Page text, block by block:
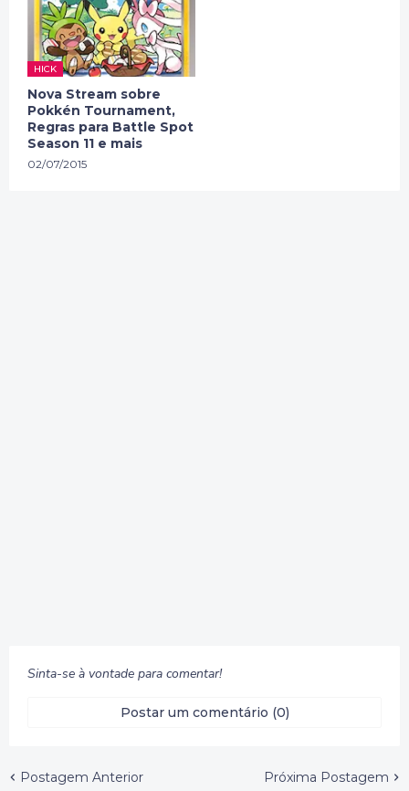
HICK
Nova Stream sobre
Pokkén Tournament,
Regras para Battle Spot
Season 11 e mais
02/07/2015
Sinta-se à vontade para comentar!
Postar um comentário (0)
Postagem Anterior Próxima Postagem